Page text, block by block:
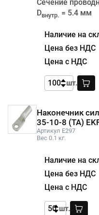
Сечение
Dвнутр. = 5.4 мм
шт.
Наконечник
35-10-8 (ТА)
Артикул E297
Вес 0.1 кг.
шт.